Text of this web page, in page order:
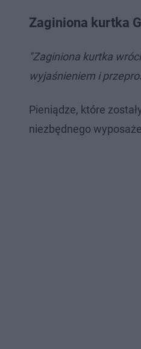
Zaginiona kurtka
"Zaginiona kurtka
wyjaśnieniem i
Pieniądze, które
niezbędnego